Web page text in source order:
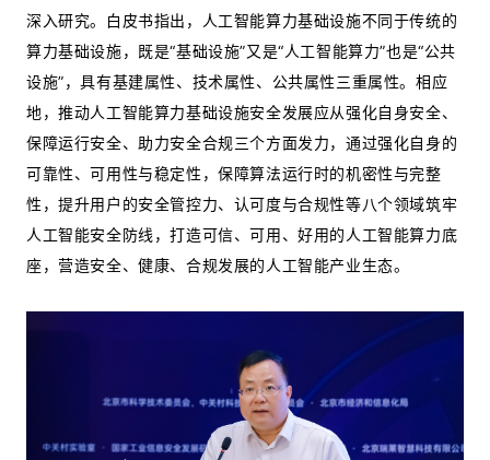
深入研究。白皮书指出，人工智能算力基础设施不同于传统的
算力基础设施，既是“基础设施”又是“人工智能算力”也是“公共
设施”，具有基建属性、技术属性、公共属性三重属性。相应
地，推动人工智能算力基础设施安全发展应从强化自身安全、
保障运行安全、助力安全合规三个方面发力，通过强化自身的
可靠性、可用性与稳定性，保障算法运行时的机密性与完整
性，提升用户的安全管控力、认可度与合规性等八个领域筑牢
人工智能安全防线，打造可信、可用、好用的人工智能算力底
座，营造安全、健康、合规发展的人工智能产业生态。